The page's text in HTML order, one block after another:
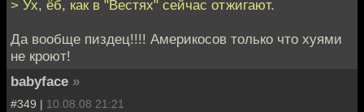
> Ух, ёб, как в "Вестях" сейчас отжигают.
Да вообще пиздец!!!! Америкосов только что хуями
не кроют!
babyface »
#349 | 10.08.08 21:21